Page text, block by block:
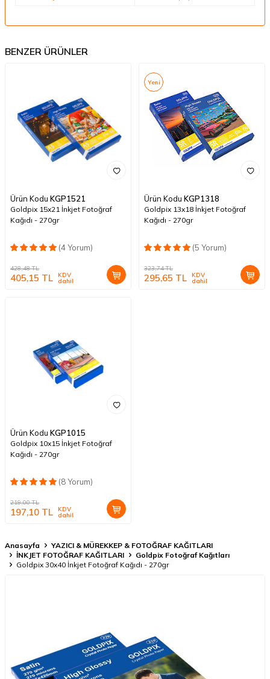
BENZER ÜRÜNLER
Ürün Kodu KGP1521
Goldpix 15x21 İnkjet Fotoğraf
Kağıdı - 270gr
(4 Yorum)
428,48TL
405,15 TL KDV
dahil
Yeni
Ürün Kodu KGP1318
Goldpix 13x18 İnkjet Fotoğraf
Kağıdı - 270gr
(5 Yorum)
323,74TL
295,65 TL KDV
dahil
Ürün Kodu KGP1015
Goldpix 10x15 İnkjet Fotoğraf
Kağıdı - 270gr
(8 Yorum)
219,00TL
197,10 TL KDV
dahil
Anasayfa
YAZICI & MÜREKKEP & FOTOĞRAF KAĞITLARI
İNKJET FOTOĞRAF KAĞITLARI
Goldpix Fotoğraf Kağıtları
Goldpix 30x40 İnkjet Fotoğraf Kağıdı - 270gr